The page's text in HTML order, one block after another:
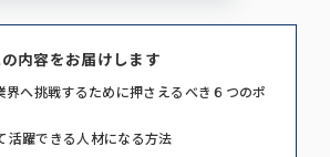
内容をお届けします
界へ挑戦するために押さえるべき６つのポ
活躍できる人材になる方法